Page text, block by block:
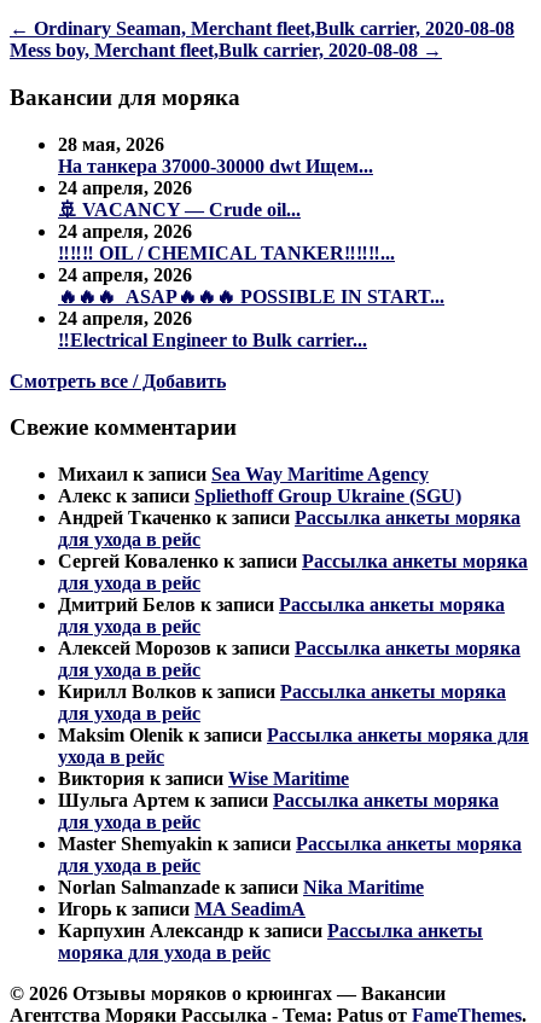
Навигация
по
записям
← Ordinary Seaman, Merchant fleet,Bulk carrier, 2020-08-08
Mess boy, Merchant fleet,Bulk carrier, 2020-08-08 →
Вакансии для моряка
28 мая, 2026
На танкера 37000-30000 dwt Ищем...
24 апреля, 2026
🚢 VACANCY — Crude oil...
24 апреля, 2026
‼️‼️‼️ OIL / CHEMICAL TANKER‼️‼️‼️...
24 апреля, 2026
🔥🔥🔥 ASAP🔥🔥🔥 POSSIBLE IN START...
24 апреля, 2026
‼️Electrical Engineer to Bulk carrier...
Смотреть все / Добавить
Свежие комментарии
Михаил к записи Sea Way Maritime Agency
Алекс к записи Spliethoff Group Ukraine (SGU)
Андрей Ткаченко к записи Рассылка анкеты моряка
для ухода в рейс
Сергей Коваленко к записи Рассылка анкеты моряка
для ухода в рейс
Дмитрий Белов к записи Рассылка анкеты моряка
для ухода в рейс
Алексей Морозов к записи Рассылка анкеты моряка
для ухода в рейс
Кирилл Волков к записи Рассылка анкеты моряка
для ухода в рейс
Maksim Olenik к записи Рассылка анкеты моряка для
ухода в рейс
Виктория к записи Wise Maritime
Шульга Артем к записи Рассылка анкеты моряка
для ухода в рейс
Master Shemyakin к записи Рассылка анкеты моряка
для ухода в рейс
Norlan Salmanzade к записи Nika Maritime
Игорь к записи MA SeadimA
Карпухин Александр к записи Рассылка анкеты
моряка для ухода в рейс
© 2026 Отзывы моряков о крюингах — Вакансии
Агентства Моряки Рассылка - Тема: Patus от FameThemes.